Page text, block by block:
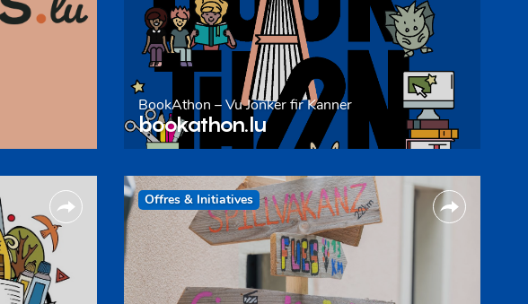
BookAthon – Vu Jonker fir Kanner
bookathon.lu
Offres & Initiatives